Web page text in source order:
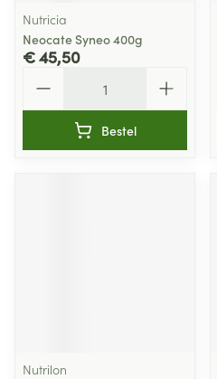
Nutricia
Neocate Syneo 400g
€ 45,50
Bestel
Nutrilon